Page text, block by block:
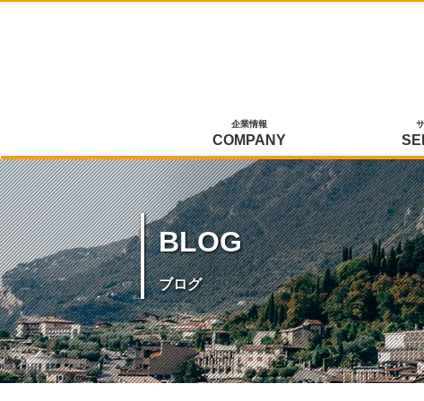
企業情報
COMPANY
BLOG
ブログ